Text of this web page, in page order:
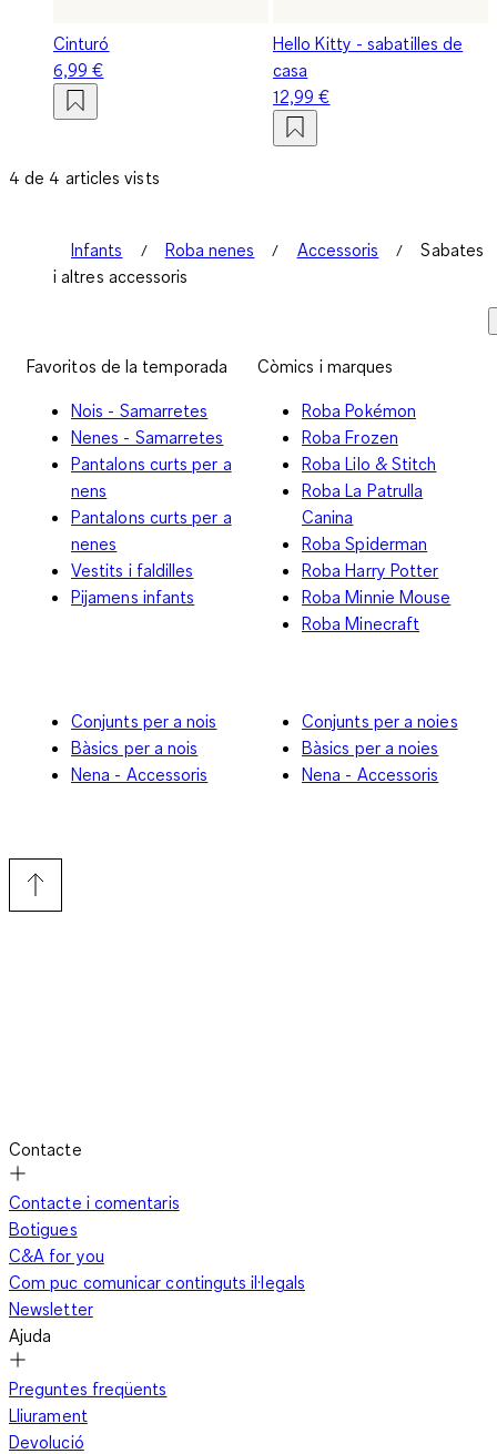
Cinturó
6,99 €
Hello Kitty - sabatilles de
casa
12,99 €
4 de 4 articles vists
Infants Roba nenes Accessoris
Sabates
i altres accessoris
Favoritos de la temporada
Nois - Samarretes
Nenes - Samarretes
Pantalons curts per a
nens
Pantalons curts per a
nenes
Vestits i faldilles
Pijamens infants
Còmics i marques
Roba Pokémon
Roba Frozen
Roba Lilo & Stitch
Roba La Patrulla
Canina
Roba Spiderman
Roba Harry Potter
Roba Minnie Mouse
Roba Minecraft
Conjunts per a nois
Bàsics per a nois
Nena - Accessoris
Conjunts per a noies
Bàsics per a noies
Nena - Accessoris
Contacte
Contacte i comentaris
Botigues
C&A for you
Com puc comunicar continguts il·legals
Newsletter
Ajuda
Preguntes freqüents
Lliurament
Devolució